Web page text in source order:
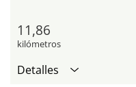
11,86
kilómetros
Detalles